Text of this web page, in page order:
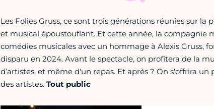
Les Folies Gruss, ce sont trois générations réunies sur la
et musical époustouflant. Et cette année, la compagnie
comédies musicales avec un hommage à Alexis Gruss,
disparu en 2024. Avant le spectacle, on profitera de la
d’artistes, et même d'un repas. Et après ? On s'offrira
des artistes. Tout public